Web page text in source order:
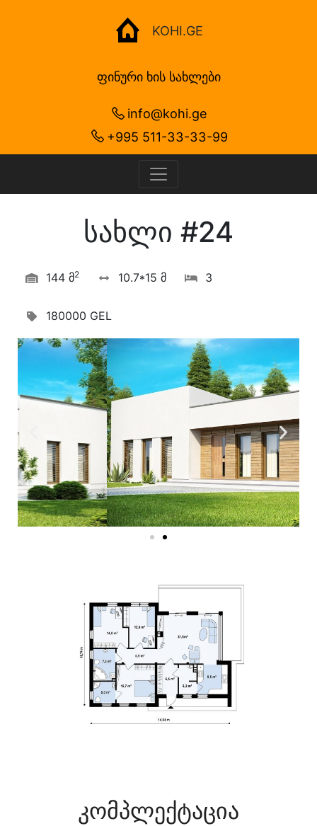
KOHI.GE
ფინური ხის სახლები
info@kohi.ge
+995 511-33-33-99
სახლი #24
144 მ2 10.7*15 მ 3
180000 GEL
კომპლექტაცია